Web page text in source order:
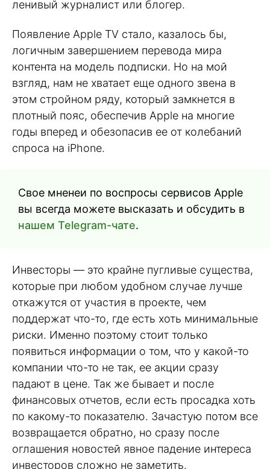
ленивый журналист или блогер.
Появление Apple TV стало, казалось бы,
логичным завершением перевода мира
контента на модель подписки. Но на мой
взгляд, нам не хватает еще одного звена в
этом стройном ряду, который замкнется в
плотный пояс, обеспечив Apple на многие
годы вперед и обезопасив ее от колебаний
спроса на iPhone.
Свое мненеи по воспросы сервисов Apple
вы всегда можете высказать и обсудить в
нашем Telegram-чате.
Инвесторы — это крайне пугливые существа,
которые при любом удобном случае лучше
откажутся от участия в проекте, чем
поддержат что-то, где есть хоть минимальные
риски. Именно поэтому стоит только
появиться информации о том, что у какой-то
компании что-то не так, ее акции сразу
падают в цене. Так же бывает и после
финансовых отчетов, если есть просадка хоть
по какому-то показателю. Зачастую потом все
возвращается обратно, но сразу после
оглашения новостей явное падение интереса
инвесторов сложно не заметить.